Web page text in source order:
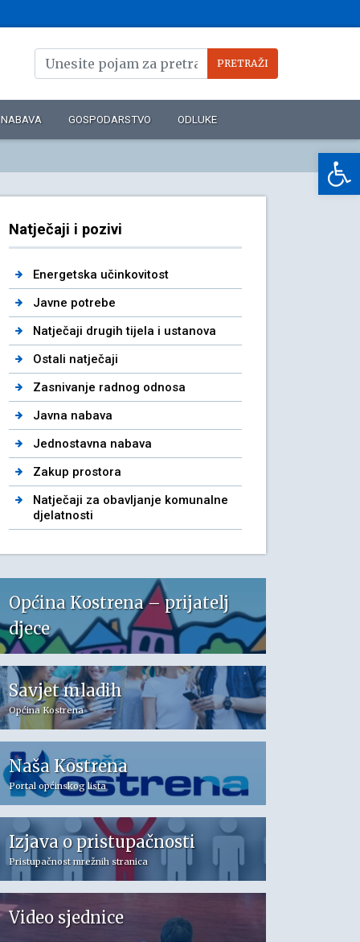
NABAVA GOSPODARSTVO ODLUKE
Natječaji i pozivi
Energetska učinkovitost
Javne potrebe
Natječaji drugih tijela i ustanova
Ostali natječaji
Zasnivanje radnog odnosa
Javna nabava
Jednostavna nabava
Zakup prostora
Natječaji za obavljanje komunalne
djelatnosti
Općina Kostrena – prijatelj
djece
Savjet mladih
Općina Kostrena
Naša Kostrena
Portal općinskog lista
Izjava o pristupačnosti
Pristupačnost mrežnih stranica
Video sjednice